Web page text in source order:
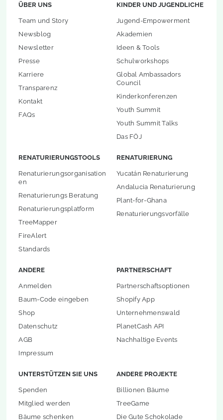
ÜBER UNS
Team und Story
Newsblog
Newsletter
Presse
Karriere
Transparenz
Kontakt
FAQs
KINDER UND JUGENDLICHE
Jugend-Empowerment
Akademien
Ideen & Tools
Schulworkshops
Global Ambassadors
Council
Kinderkonferenzen
Youth Summit
Youth Summit Talks
Das FÖJ
RENATURIERUNGSTOOLS
Renaturierungsorganisation
en
Renaturierungs Beratung
Renaturierungsplatform
TreeMapper
FireAlert
Standards
RENATURIERUNG
Yucatán Renaturierung
Andalucia Renaturierung
Plant-for-Ghana
Renaturierungsvorfälle
ANDERE
Anmelden
Baum-Code eingeben
Shop
Datenschutz
AGB
Impressum
PARTNERSCHAFT
Partnerschaftsoptionen
Shopify App
Unternehmenswald
PlanetCash API
Nachhaltige Events
UNTERSTÜTZEN SIE UNS
Spenden
Mitglied werden
Bäume schenken
ANDERE PROJEKTE
Billionen Bäume
TreeGame
Die Gute Schokolade